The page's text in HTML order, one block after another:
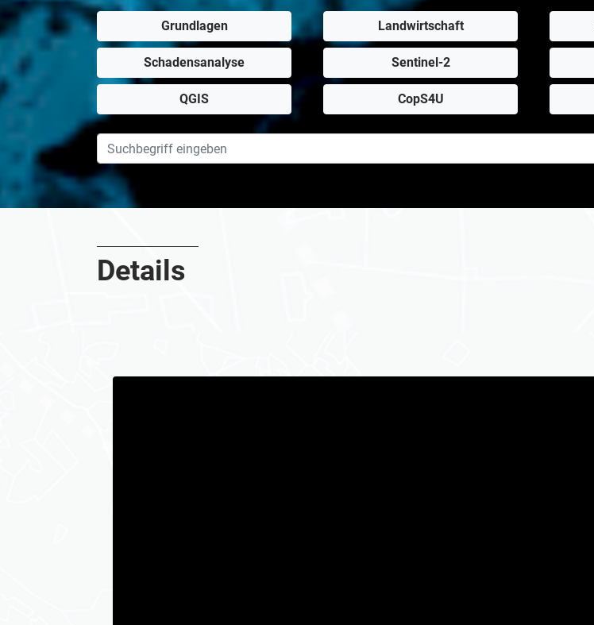
Grundlagen Landwirtschaft
Schadensanalyse Sentinel-2
QGIS CopS4U
Details